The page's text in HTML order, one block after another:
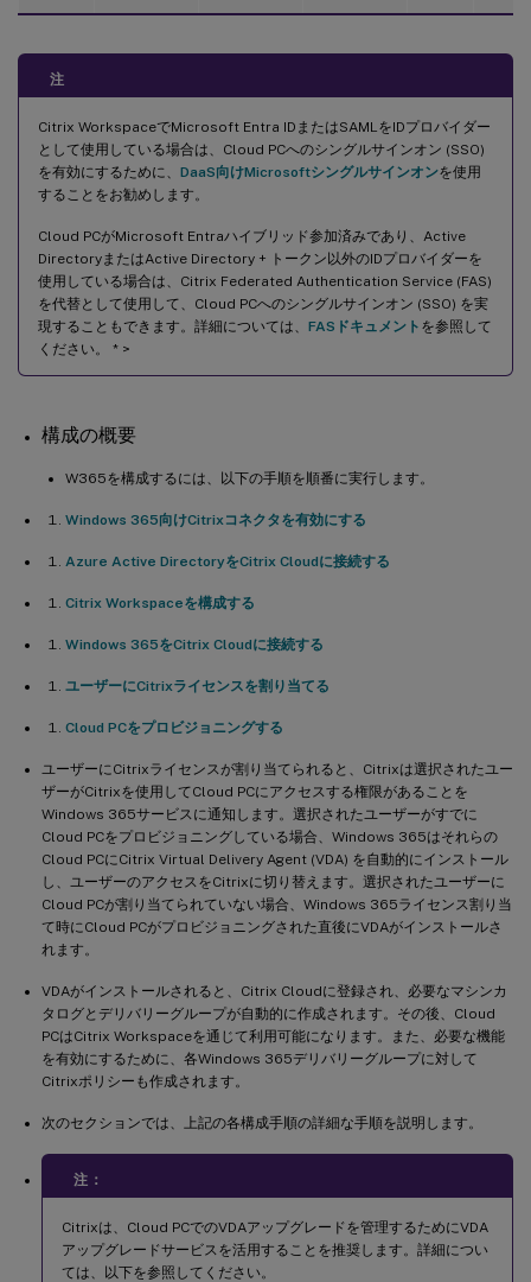
注
Citrix WorkspaceでMicrosoft Entra IDまたはSAMLをIDプロバイダー
として使用している場合は、Cloud PCへのシングルサインオン (SSO)
を有効にするために、 DaaS向けMicrosoftシングルサインオンを使用
することをお勧めします。
Cloud PCがMicrosoft Entraハイブリッド参加済みであり、Active
DirectoryまたはActive Directory + トークン以外のIDプロバイダーを
使用している場合は、Citrix Federated Authentication Service (FAS)
を代替として使用して、Cloud PCへのシングルサインオン (SSO) を実
現することもできます。詳細については、 FASドキュメント を参照して
ください。 * >
構成の概要
W365を構成するには、以下の手順を順番に実行します。
Windows 365向けCitrixコネクタを有効にする
Azure Active DirectoryをCitrix Cloudに接続する
Citrix Workspaceを構成する
Windows 365をCitrix Cloudに接続する
ユーザーにCitrixライセンスを割り当てる
Cloud PCをプロビジョニングする
ユーザーにCitrixライセンスが割り当てられると、Citrixは選択されたユー
ザーがCitrixを使用してCloud PCにアクセスする権限があることを
Windows 365サービスに通知します。選択されたユーザーがすでに
Cloud PCをプロビジョニングしている場合、Windows 365はそれらの
Cloud PCにCitrix Virtual Delivery Agent (VDA) を自動的にインストール
し、ユーザーのアクセスをCitrixに切り替えます。選択されたユーザーに
Cloud PCが割り当てられていない場合、Windows 365ライセンス割り当
て時にCloud PCがプロビジョニングされた直後にVDAがインストールさ
れます。
VDAがインストールされると、Citrix Cloudに登録され、必要なマシンカ
タログとデリバリーグループが自動的に作成されます。その後、Cloud
PCはCitrix Workspaceを通じて利用可能になります。また、必要な機能
を有効にするために、各Windows 365デリバリーグループに対して
Citrixポリシーも作成されます。
次のセクションでは、上記の各構成手順の詳細な手順を説明します。
注：
Citrixは、Cloud PCでのVDAアップグレードを管理するためにVDA
アップグレードサービスを活用することを推奨します。詳細につい
ては、以下を参照してください。